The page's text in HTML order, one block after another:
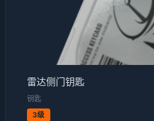
雷达侧门钥匙
钥匙
3级